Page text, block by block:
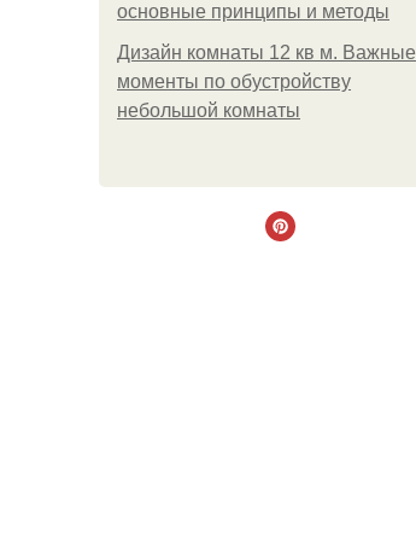
основные принципы и методы
Дизайн комнаты 12 кв м. Важные
моменты по обустройству
небольшой комнаты